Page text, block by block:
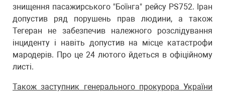
знищення пасажирського "Боїнга" рейсу PS752. Іран
допустив ряд порушень прав людини, а також
Тегеран не забезпечив належного розслідування
інциденту і навіть допустив на місце катастрофи
мародерів. Про це 24 лютого йдеться в офіційному
листі.
Також заступник генерального прокурора України